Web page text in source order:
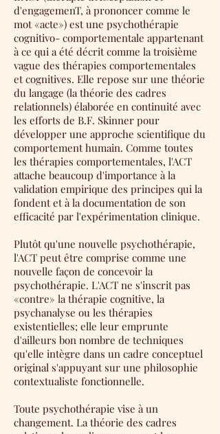
d'engagemenT, à prononcer comme le
mot «acte») est une psychothérapie
cognitivo- comportementale appartenant
à ce qui a été décrit comme la troisième
vague des thérapies comportementales
et cognitives. Elle repose sur une théorie
du langage (lathéorie des cadres
relationnels) élaborée en continuité avec
les efforts de B.F. Skinner pour
développer une approche scientifique du
comportement humain. Comme toutes
les thérapies comportementales, l'ACT
attache beaucoup d'importance à la
validation empirique des principes qui la
fondent et à la documentation de son
efficacité par l'expérimentation clinique.
Plutôt qu'une nouvelle psychothérapie,
l'ACT peut être comprise comme une
nouvelle façon de concevoir la
psychothérapie. L'ACT ne s'inscrit pas
«contre» la thérapie cognitive, la
psychanalyse ou les thérapies
existentielles; elle leur emprunte
d'ailleurs bon nombre de techniques
qu'elle intègre dans un cadre conceptuel
original s'appuyant sur une philosophie
contextualiste fonctionnelle.
Toute psychothérapie vise à un
changement. La théorie des cadres